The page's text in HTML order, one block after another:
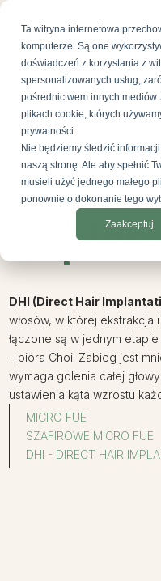
Ta witryna internetowa
komputerze. Są one
doświadczeń z korzystania z
spersonalizowanych usług,
pośrednictwem innych
plikach cookie, których
prywatności.
Nie będziemy śledzić
naszą stronę. Ale aby spełnić
musieli użyć jednego małego
ponownie o dokonanie tego
Zaakceptuj
AESTEPOOL
DHI –
DHI (Direct Hair
włosów, w której ekstrakcja
łączone są w jednym
– pióra Choi. Zabieg jest
wymaga golenia całej
ustawienia kąta wzrostu
MICRO FUE
SZAFIROWE MICRO FUE
DHI - DIRECT HAIR